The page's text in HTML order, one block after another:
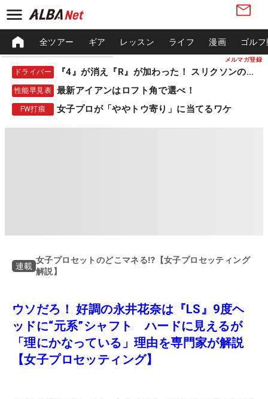
メルマガ登録
全ツアー ギア レッスン ライフ 漫画 ゴル
ドライバー 『4』が消え『R』が加わった！ スリクソンの新作
性能早見表 最新アイアンはロフト角で選べ！
FW打痕 女子プロが「ややトウ寄り」に当てるワケ
連載
女子プロセットのどこマネる⁉【女子プロセッティング
解説】
ウソだろ！ 好調の永井花奈は『LS』9度ヘ
ッドに“元系”シャフト ハードに見えるが
「理にかなっている」理由を専門家が解説
【女子プロセッティング】